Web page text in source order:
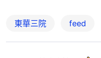
東華三院 feed